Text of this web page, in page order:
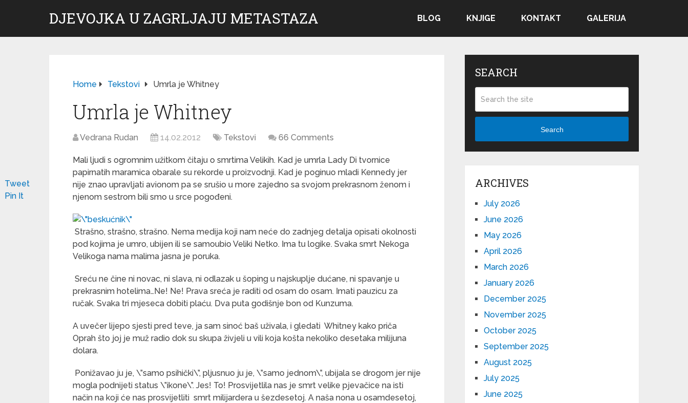
DJEVOJKA U ZAGRLJAJU METASTAZA BLOG KNJIGE KONTAKT GALERIJA
Home Tekstovi Umrla je Whitney
Umrla je Whitney
Vedrana Rudan 14.02.2012 Tekstovi 66 Comments
Mali ljudi s ogromnim užitkom čitaju o smrtima Velikih. Kad je umrla Lady Di tvornice
papirnatih maramica obarale su rekorde u proizvodnji. Kad je poginuo mladi Kennedy jer
nije znao upravljati avionom pa se srušio u more zajedno sa svojom prekrasnom ženom i
njenom sestrom bili smo u srce pogođeni.
Strašno, strašno, strašno. Nema medija koji nam neće do zadnjeg detalja opisati okolnosti
pod kojima je umro, ubijen ili se samoubio Veliki Netko. Ima tu logike. Svaka smrt Nekoga
Velikoga nama malima jasna je poruka.
Sreću ne čine ni novac, ni slava, ni odlazak u šoping u najskuplje dućane, ni spavanje u
prekrasnim hotelima…Ne! Ne! Prava sreća je raditi od osam do osam. Imati pauzicu za
ručak. Svaka tri mjeseca dobiti plaću. Dva puta godišnje bon od Kunzuma.
A uvečer lijepo sjesti pred teve, ja sam sinoć baš uživala, i gledati Whitney kako priča
Oprah što joj je muž radio dok su skupa živjeli u vili koja košta nekoliko desetaka milijuna
dolara.
Ponižavao ju je, \”samo psihički\”, pljusnuo ju je, \”samo jednom\”, ubijala se drogom jer nije
mogla podnijeti status \”ikone\”. Jes! To! Prosvijetlila nas je smrt velike pjevačice na isti
način na koji će nas prosvijetliti smrt milijardera u šezdesetoj. A naša nona u osamdesetoj,
Tweet
Pin It
SEARCH
Search
ARCHIVES
July 2026
June 2026
May 2026
April 2026
March 2026
January 2026
December 2025
November 2025
October 2025
September 2025
August 2025
July 2025
June 2025